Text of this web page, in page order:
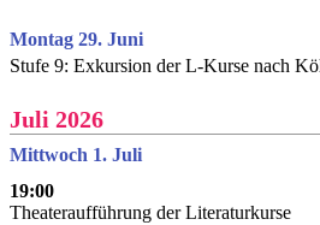
Montag 29. Juni
Stufe 9: Exkursion der L-Kurse nach
Juli 2026
Mittwoch 1. Juli
19:00
Theateraufführung der Literaturkurse